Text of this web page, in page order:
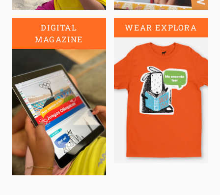
DIGITAL
MAGAZINE
WEAR EXPLORA